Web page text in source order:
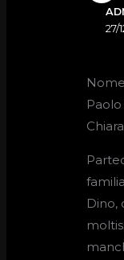
27/
Nome
Dino,